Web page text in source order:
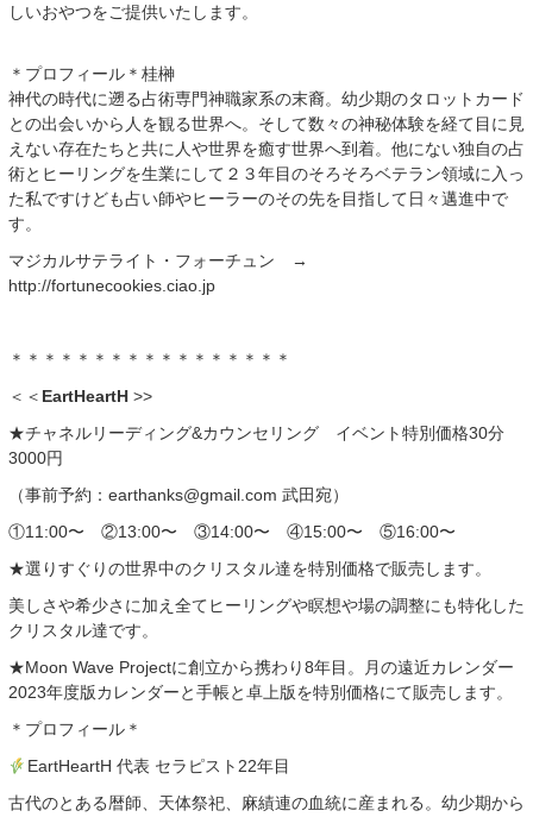
しいおやつをご提供いたします。
＊プロフィール＊桂榊
神代の時代に遡る占術専門神職家系の末裔。幼少期のタロットカード
との出会いから人を観る世界へ。そして数々の神秘体験を経て目に見
えない存在たちと共に人や世界を癒す世界へ到着。他にない独自の占
術とヒーリングを生業にして２３年目のそろそろベテラン領域に入っ
た私ですけども占い師やヒーラーのその先を目指して日々邁進中で
す。
マジカルサテライト・フォーチュン →
http://fortunecookies.ciao.jp
＊＊＊＊＊＊＊＊＊＊＊＊＊＊＊＊＊
＜＜ EartHeartH>>
★チャネルリーディング&カウンセリング イベント特別価格30分
3000円
（事前予約：earthanks@gmail.com 武田宛）
①11:00〜 ②13:00〜 ③14:00〜 ④15:00〜 ⑤16:00〜
★選りすぐりの世界中のクリスタル達を特別価格で販売します。
美しさや希少さに加え全てヒーリングや瞑想や場の調整にも特化した
クリスタル達です。
★Moon Wave Projectに創立から携わり8年目。月の遠近カレンダー
2023年度版カレンダーと手帳と卓上版を特別価格にて販売します。
＊プロフィール＊
EartHeartH 代表 セラピスト22年目
古代のとある暦師、天体祭祀、麻績連の血統に産まれる。幼少期から